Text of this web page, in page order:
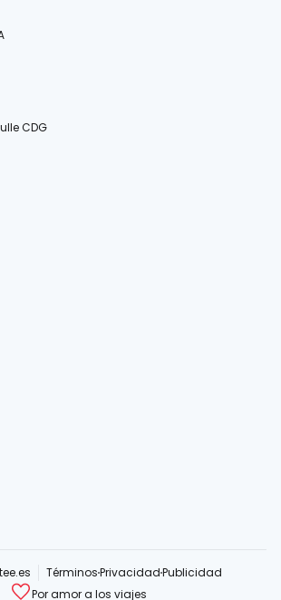
CDG
TérminosPrivacidadPublicidad
Por amor a los viajes